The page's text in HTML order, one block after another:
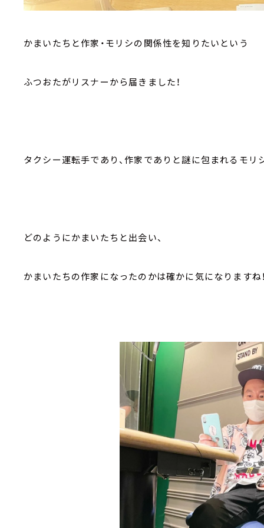
かまいたちと作家・モリシの関係性を知りたいという
ふつおたがリスナーから届きました！
タクシー運転手であり、作家でありと謎に包まれるモリ
どのようにかまいたちと出会い、
かまいたちの作家になったのかは確かに気になりますね